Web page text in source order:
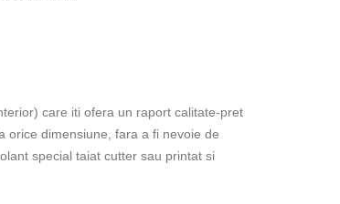
care iti ofera un raport calitate-pret
orice dimensiune, fara a fi nevoie de
special taiat cutter sau printat si